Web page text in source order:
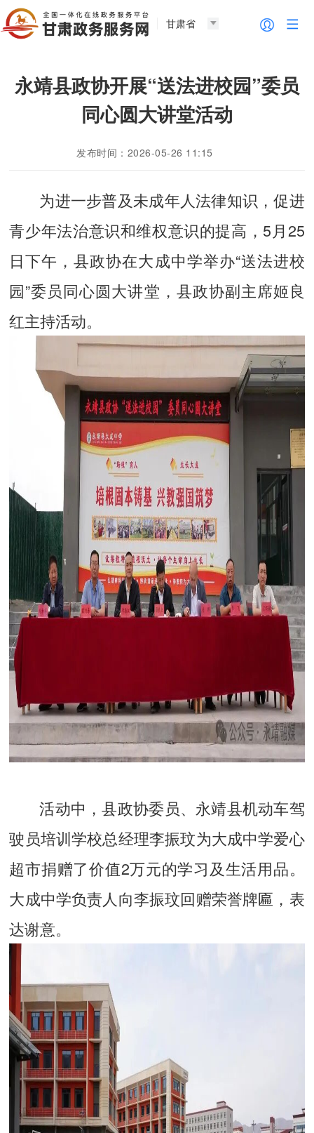
甘肃省
永靖县政协开展“送法进校园”委员
同心圆大讲堂活动
发布时间：2026-05-26 11:15
为进一步普及未成年人法律知识，促进
青少年法治意识和维权意识的提高，5月25
日下午，县政协在大成中学举办“送法进校
园”委员同心圆大讲堂，县政协副主席姬良
红主持活动。
活动中，县政协委员、永靖县机动车驾
驶员培训学校总经理李振玟为大成中学爱心
超市捐赠了价值2万元的学习及生活用品。
大成中学负责人向李振玟回赠荣誉牌匾，表
达谢意。